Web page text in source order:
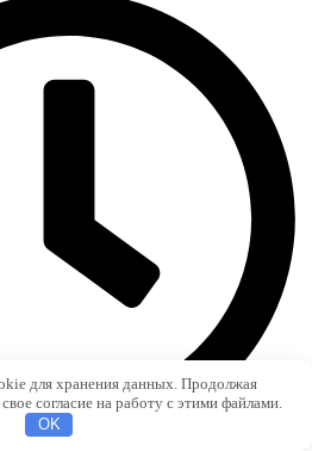
для хранения данных. Продолжая
согласие на работу с этими файлами.
OK